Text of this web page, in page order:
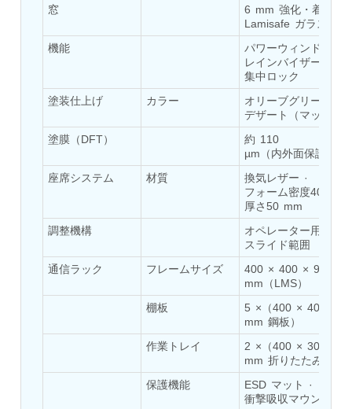
Modification of Command-and-Control Carrier
Fuel (ATF) Pump and Nozzle Pressure Ratio Test
Stand
Hydraulic Filter Test Bench
Chemical Weapon Destruction Facility
Burst Chamber for Hydrogen Cylinder Testing
Fuel Contents Gauging Probe Test Rig – Light
Combat Helicopter
Portable Pneumatic Test Rig for Rudder Actuator
Rudder & Tailplane Test Equipment
Light Strike Vehicle Modification and Upgrade
Advanced Life Support Oxygen Test Bench for Pilot
Safety Systems
Nitrogen Cylinder Manifold Cum Pressure Control
Engine Test Cell Data Acquisition System
High Pressure Air Compressor Test Stand
Electrical & Hydraulic System for the Side Gear
Box (LH & RH) Test Rig
Aircraft Servo Valve Hydraulic Test Equipment
窓
6 mm 強化・着色
Lamisafe ガラス
機能
パワーウィンドウ ·
レインバイザー ·
集中ロック
塗装仕上げ
カラー
オリーブグリーン・
デザート（マット）
塗膜（DFT）
約 110
µm（内外面保護）
座席システム
材質
換気レザー ·
フォーム密度40 ·
厚さ50 mm
調整機構
オペレーター用
スライド範囲
通信ラック
フレームサイズ
400 × 400 × 900
mm（LMS）
棚板
5 ×（400 × 400 ×
mm 鋼板）
作業トレイ
2 ×（400 × 300 ×
mm 折りたたみ式）
保護機能
ESD マット ·
衝撃吸収マウント